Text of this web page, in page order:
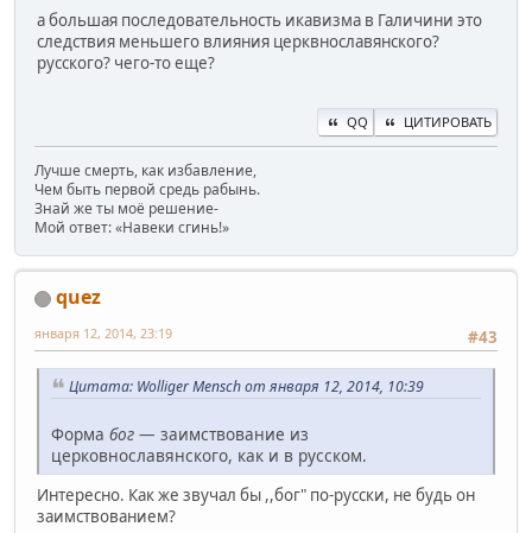
а большая последовательность икавизма в Галичини это
следствия меньшего влияния церквнославянского?
русского? чего-то еще?
QQ ЦИТИРОВАТЬ
Лучше смерть, как избавление,
Чем быть первой средь рабынь.
Знай же ты моё решение-
Мой ответ: «Навеки сгинь!»
quez
#43
января 12, 2014, 23:19
Цитата: Wolliger Mensch от января 12, 2014, 10:39
Форма бог — заимствование из
церковнославянского, как и в русском.
Интересно. Как же звучал бы ,,бог" по-русски, не будь он
заимствованием?